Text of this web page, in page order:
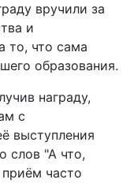
вручили за
и
то, что сама
образования.
награду,
с
выступления
слов "А что,
часто